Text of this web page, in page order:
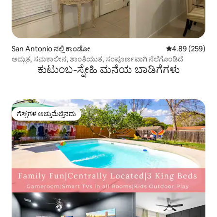
San Antonio ನಲ್ಲಿ ಕಾಂಡೋ 5 ರಲ್ಲಿ 4.89
4.89 (259)
ಅದ್ಭುತ, ಸಮಕಾಲೀನ, ಶಾಂತಿಯುತ, ಸಂಪೂರ್ಣವಾಗಿ ನೆಲೆಗೊಂಡಿದೆ
ಕುಟುಂಬ-ಸ್ನೇಹಿ ಮನೆಯ ಬಾಡಿಗೆಗಳು
ಗೆಸ್ಟ್‌ಗಳ ಅಚ್ಚುಮೆಚ್ಚಿನದು
ಗೆಸ್ಟ್‌ಗಳ ಅಚ್ಚುಮೆಚ್ಚಿನದು